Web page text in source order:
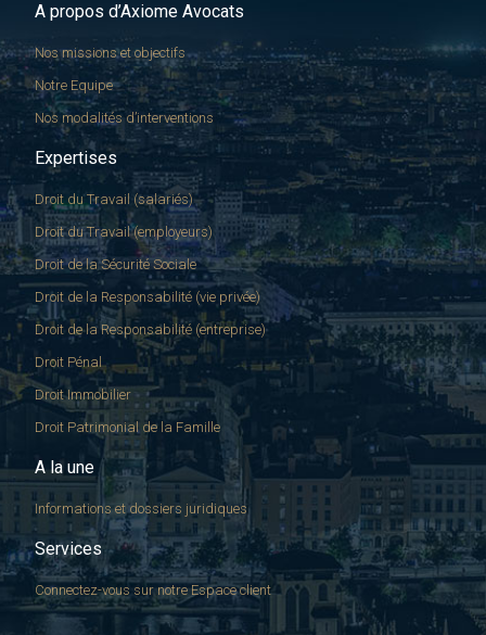
A propos d’Axiome Avocats
Nos missions et objectifs
Notre Equipe
Nos modalités d’interventions
Expertises
Droit du Travail (salariés)
Droit du Travail (employeurs)
Droit de la Sécurité Sociale
Droit de la Responsabilité (vie privée)
Droit de la Responsabilité (entreprise)
Droit Pénal
Droit Immobilier
Droit Patrimonial de la Famille
A la une
Informations et dossiers juridiques
Services
Connectez-vous sur notre Espace client